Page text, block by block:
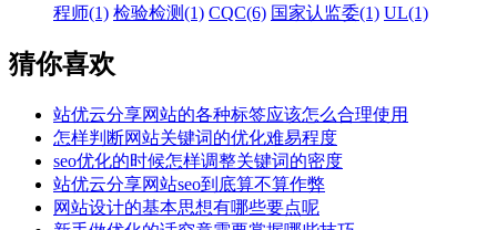
程师(1) 检验检测(1) CQC(6) 国家认监委(1) UL(1)
猜你喜欢
站优云分享网站的各种标签应该怎么合理使用
怎样判断网站关键词的优化难易程度
seo优化的时候怎样调整关键词的密度
站优云分享网站seo到底算不算作弊
网站设计的基本思想有哪些要点呢